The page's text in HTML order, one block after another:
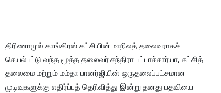
திரிணாமுல் காங்கிரஸ் கட்சியின் மாநிலத் தலைவராகச்
செயல்பட்டு வந்த மூத்த தலைவர் சந்திரா பட்டாச்சார்யா, கட்சித்
தலைமை மற்றும் மம்தா பானர்ஜியின் ஒருதலைப்பட்சமான
முடிவுகளுக்கு எதிர்ப்புத் தெரிவித்து இன்று தனது பதவியை